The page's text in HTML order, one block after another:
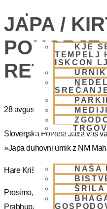
KJE
TEMPELJ
ISKCON
MEDIJI
BHAKTI JOGA
NAŠA
ŠRILA
JAPA /
POHORJE
RETRET
28 avgusta
Slovenska Poletna Jatra vas
»Japa duhovni umik z NM
Hare Krišna, dragi bhakte!
Prosimo, sprejmite naše
Prabhupadu!